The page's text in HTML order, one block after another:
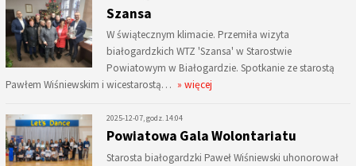
Szansa
W świątecznym klimacie. Przemiła wizyta
białogardzkich WTZ 'Szansa' w Starostwie
Powiatowym w Białogardzie. Spotkanie ze starostą
Pawłem Wiśniewskim i wicestarostą… » więcej
2025-12-07, godz. 14:04
Powiatowa Gala Wolontariatu
Starosta białogardzki Paweł Wiśniewski uhonorował